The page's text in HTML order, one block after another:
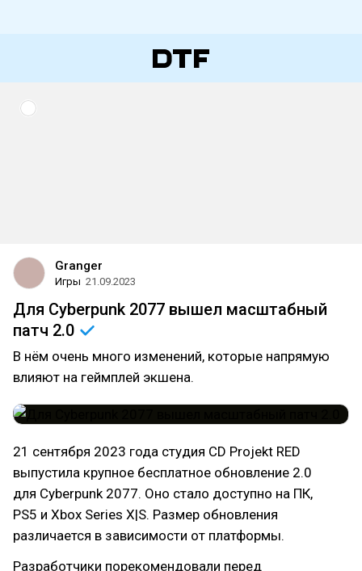
Granger
Игры 21.09.2023
Для Cyberpunk 2077 вышел масштабный
патч 2.0
В нём очень много изменений, которые напрямую
влияют на геймплей экшена.
21 сентября 2023 года студия CD Projekt RED
выпустила крупное бесплатное обновление 2.0
для Cyberpunk 2077. Оно стало доступно на ПК,
PS5 и Xbox Series X|S. Размер обновления
различается в зависимости от платформы.
Разработчики порекомендовали перед